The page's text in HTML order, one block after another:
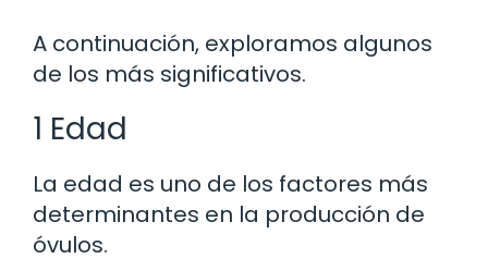
A continuación, exploramos algunos
de los más significativos.
1 Edad
La edad es uno de los factores más
determinantes en la producción de
óvulos.